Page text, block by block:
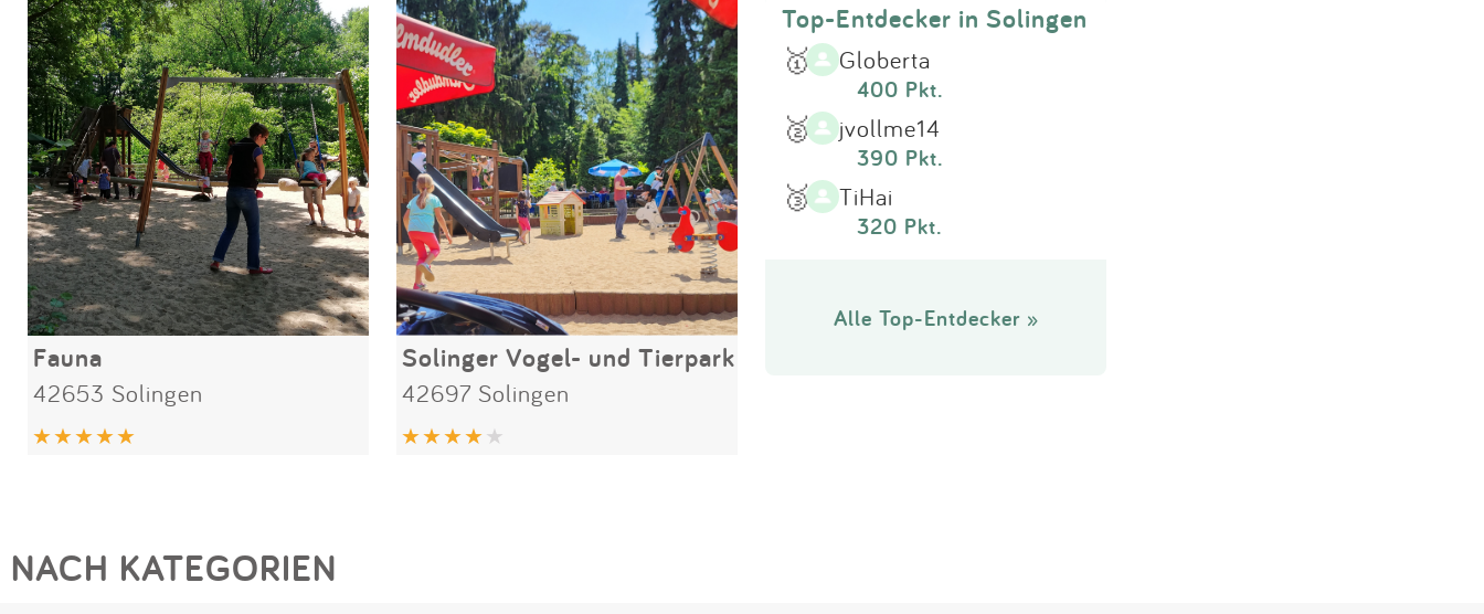
Fauna
42653 Solingen
Solinger Vogel- und Tierpark
42697 Solingen
Top-Entdecker in Solingen
🥇 Globerta
400 Pkt.
🥈 jvollme14
390 Pkt.
🥉 TiHai
320 Pkt.
Alle Top-Entdecker »
NACH KATEGORIEN